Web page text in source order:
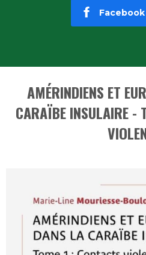
Facebook
AMÉRINDIENS ET
CARAÏBE INSULAIRE -